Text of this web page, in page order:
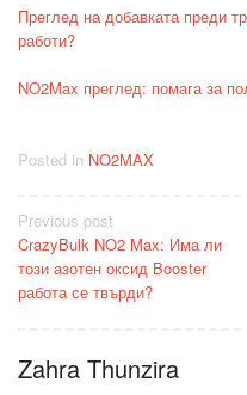
Преглед на добавката преди
работи?
NO2Max преглед: помага за
Posted in NO2MAX
Post
navigation
Previous post
CrazyBulk NO2 Max: Има ли
този азотен оксид Booster
работа се твърди?
Zahra Thunzira